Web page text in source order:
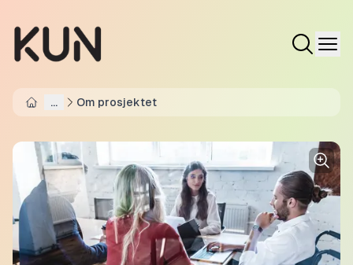
... Om prosjektet